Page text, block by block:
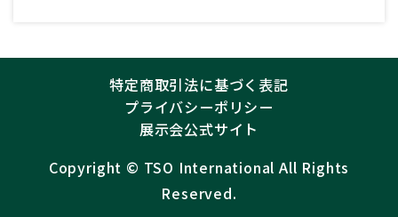
特定商取引法に基づく表記
プライバシーポリシー
展示会公式サイト
Copyright ©︎ TSO International All Rights
Reserved.